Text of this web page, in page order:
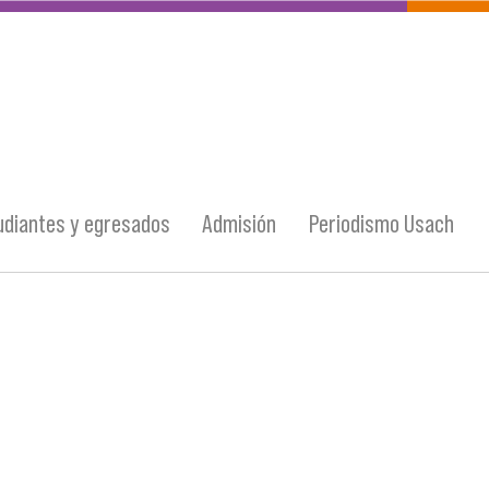
y egresados Admisión Periodismo Usach